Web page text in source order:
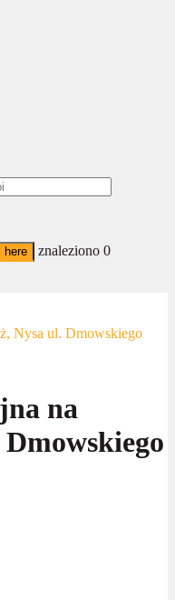
here znaleziono 0
Nysa ul. Dmowskiego
na